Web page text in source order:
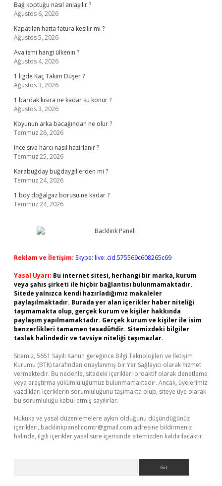
Bağ koptuğu nasıl anlaşılır ?
Ağustos 6, 2026
Kapatılan hatta fatura kesilir mi ?
Ağustos 5, 2026
Ava ismi hangi ülkenin ?
Ağustos 4, 2026
1 ligde Kaç Takim Düşer ?
Ağustos 3, 2026
1 bardak kisira ne kadar su konur ?
Ağustos 3, 2026
Koyunun arka bacağından ne olur ?
Temmuz 26, 2026
Ince sıva harcı nasıl hazirlanir ?
Temmuz 25, 2026
Karabuğday buğdaygillerden mi ?
Temmuz 24, 2026
1 boy doğalgaz borusu ne kadar ?
Temmuz 24, 2026
Reklam ve İletişim: Skype: live:.cid.575569c608265c69
Yasal Uyarı: Bu internet sitesi, herhangi bir marka, kurum
veya şahıs şirketi ile hiçbir bağlantısı bulunmamaktadır.
Sitede yalnızca kendi hazırladığımız makaleler
paylaşılmaktadır. Burada yer alan içerikler haber niteliği
taşımamakta olup, gerçek kurum ve kişiler hakkında
paylaşım yapılmamaktadır. Gerçek kurum ve kişiler ile isim
benzerlikleri tamamen tesadüfidir. Sitemizdeki bilgiler
taslak halindedir ve tavsiye niteliği taşımazlar.
Sitemiz, 5651 Sayılı Kanun gereğince Bilgi Teknolojileri ve İletişim
Kurumu (BTK) tarafından onaylanmış bir Yer Sağlayıcı olarak hizmet
vermektedir. Bu nedenle, sitedeki içerikleri proaktif olarak denetleme
veya araştırma yükümlülüğümüz bulunmamaktadır. Ancak, üyelerimiz
yazdıkları içeriklerin sorumluluğunu taşımakta olup, siteye üye olarak
bu sorumluluğu kabul etmiş sayılırlar.
Hukuka ve yasal düzenlemelere aykırı olduğunu düşündüğünüz
içerikleri, backlinkpanelicomtr@gmail.com adresine bildirmeniz
halinde, ilgili içerikler yasal süre içerisinde sitemizden kaldırılacaktır.